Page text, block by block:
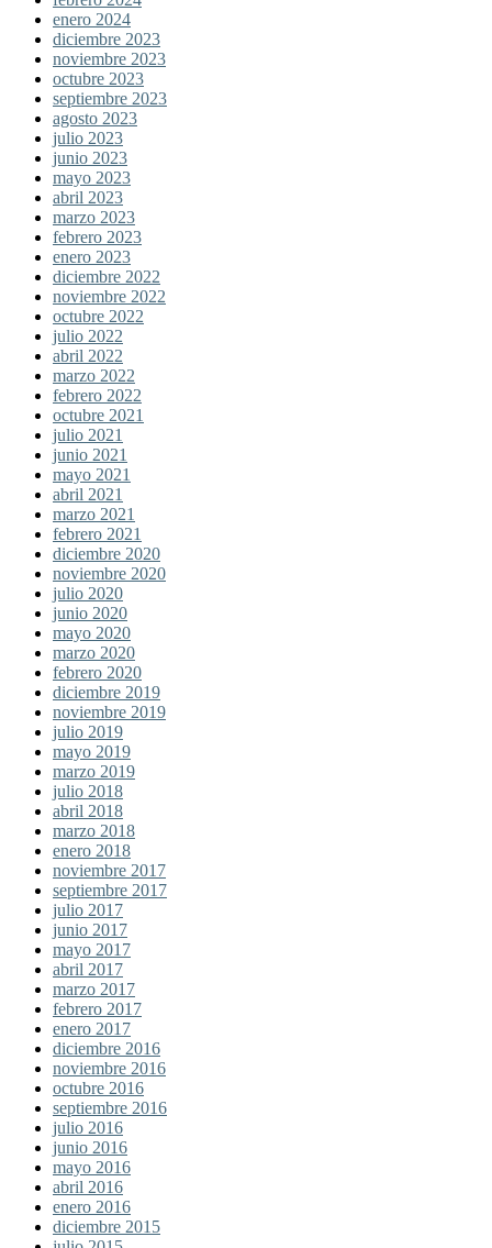
enero 2024
diciembre 2023
noviembre 2023
octubre 2023
septiembre 2023
agosto 2023
julio 2023
junio 2023
mayo 2023
abril 2023
marzo 2023
febrero 2023
enero 2023
diciembre 2022
noviembre 2022
octubre 2022
julio 2022
abril 2022
marzo 2022
febrero 2022
octubre 2021
julio 2021
junio 2021
mayo 2021
abril 2021
marzo 2021
febrero 2021
diciembre 2020
noviembre 2020
julio 2020
junio 2020
mayo 2020
marzo 2020
febrero 2020
diciembre 2019
noviembre 2019
julio 2019
mayo 2019
marzo 2019
julio 2018
abril 2018
marzo 2018
enero 2018
noviembre 2017
septiembre 2017
julio 2017
junio 2017
mayo 2017
abril 2017
marzo 2017
febrero 2017
enero 2017
diciembre 2016
noviembre 2016
octubre 2016
septiembre 2016
julio 2016
junio 2016
mayo 2016
abril 2016
enero 2016
diciembre 2015